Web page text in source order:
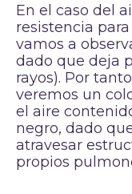
En el caso del
resistencia
vamos a
dado que deja
rayos). Por
veremos un
el aire
negro, dado
atravesar
propios